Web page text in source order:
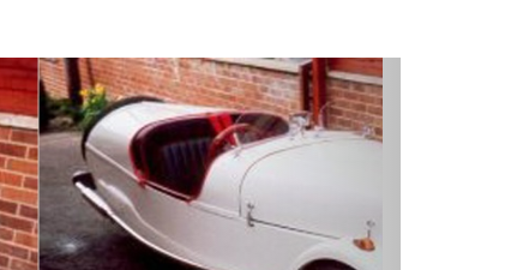
y CX650, refrigerados por agua con
tubular de acero de16 swg. 1990
y utilizar el motor, la caja de cambios, la
de cambios. Solo se ofreció como una
de otros chasis de "pedido especial"
V4. 2000